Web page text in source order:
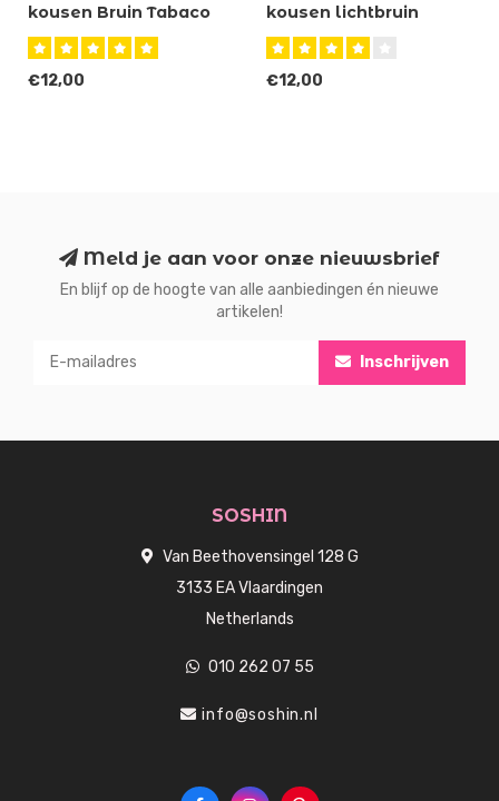
kousen Bruin Tabaco
€12,00
kousen lichtbruin
Safari
€12,00
Meld je aan voor onze nieuwsbrief
En blijf op de hoogte van alle aanbiedingen én nieuwe
artikelen!
Inschrijven
SOSHIN
Van Beethovensingel 128 G
3133 EA Vlaardingen
Netherlands
010 262 07 55
info@soshin.nl